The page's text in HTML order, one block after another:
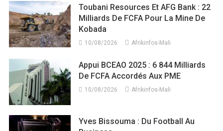
Toubani Resources Et AFG Bank : 22
Milliards De FCFA Pour La Mine De
Kobada
10/08/2026 Afrikinfos-Mali
Appui BCEAO 2025 : 6 844 Milliards
De FCFA Accordés Aux PME
10/08/2026 Afrikinfos-Mali
Yves Bissouma : Du Football Au